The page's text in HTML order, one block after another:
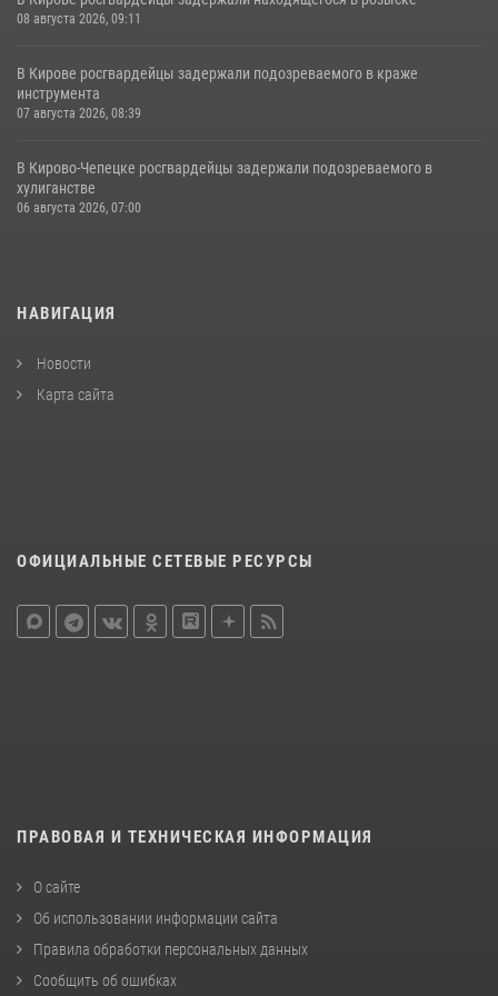
08 августа 2026, 09:11
В Кирове росгвардейцы задержали подозреваемого в краже
инструмента
07 августа 2026, 08:39
В Кирово-Чепецке росгвардейцы задержали подозреваемого в
хулиганстве
06 августа 2026, 07:00
НАВИГАЦИЯ
Новости
Карта сайта
ОФИЦИАЛЬНЫЕ СЕТЕВЫЕ РЕСУРСЫ
ПРАВОВАЯ И ТЕХНИЧЕСКАЯ ИНФОРМАЦИЯ
О сайте
Об использовании информации сайта
Правила обработки персональных данных
Сообщить об ошибках